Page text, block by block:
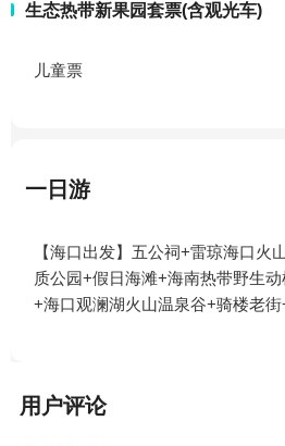
生态热带新果园套票(含观光车)
儿童票
一日游
【海口出发】五公祠+雷琼海口火
质公园+假日海滩+海南热带野生动
+海口观澜湖火山温泉谷+骑楼老街
+海之语海洋世界+夜游海口湾+狂
用户评论